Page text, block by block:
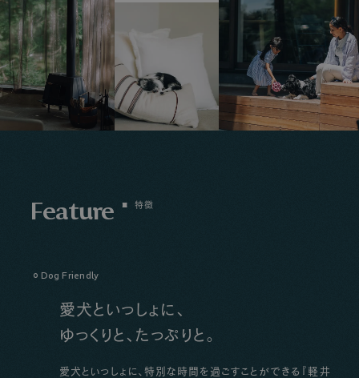
Feature 特徴
Dog Friendly
愛犬といっしょに、
ゆっくりと、たっぷりと。
愛犬といっしょに、特別な時間を過ごすことができる『軽井